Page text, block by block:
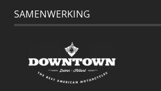
SAMENWERKING